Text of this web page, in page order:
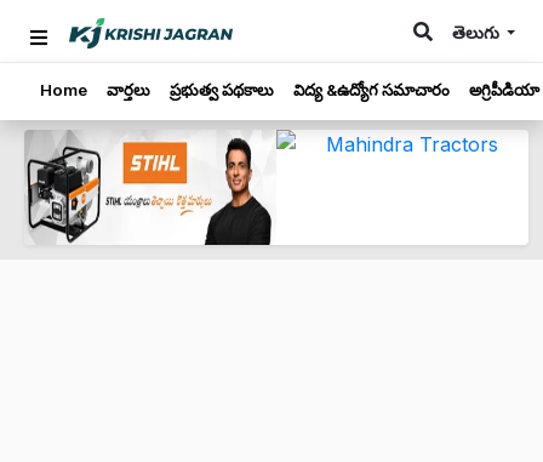
తెలుగు
Home వార్తలు ప్రభుత్వ పథకాలు విద్య &ఉద్యోగ సమాచారం అగ్రిపీడియా